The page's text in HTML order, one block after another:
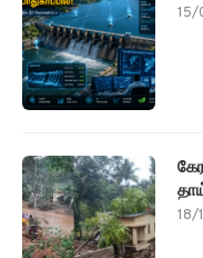
15/
18/